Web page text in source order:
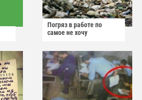
Погряз в работе по
самое не хочу